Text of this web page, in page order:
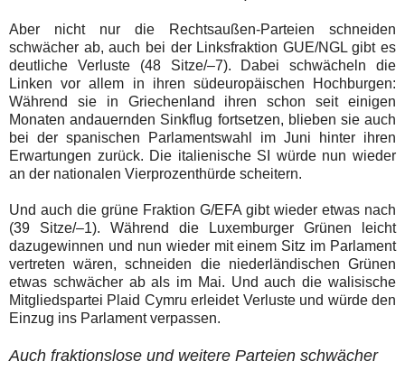
Aber nicht nur die Rechtsaußen-Parteien schneiden
schwächer ab, auch bei der Linksfraktion GUE/NGL gibt es
deutliche Verluste (48 Sitze/–7). Dabei schwächeln die
Linken vor allem in ihren südeuropäischen Hochburgen:
Während sie in Griechenland ihren schon seit einigen
Monaten andauernden Sinkflug fortsetzen, blieben sie auch
bei der spanischen Parlamentswahl im Juni hinter ihren
Erwartungen zurück. Die italienische SI würde nun wieder
an der nationalen Vierprozenthürde scheitern.
Und auch die grüne Fraktion G/EFA gibt wieder etwas nach
(39 Sitze/–1). Während die Luxemburger Grünen leicht
dazugewinnen und nun wieder mit einem Sitz im Parlament
vertreten wären, schneiden die niederländischen Grünen
etwas schwächer ab als im Mai. Und auch die walisische
Mitgliedspartei Plaid Cymru erleidet Verluste und würde den
Einzug ins Parlament verpassen.
Auch fraktionslose und weitere Parteien schwächer